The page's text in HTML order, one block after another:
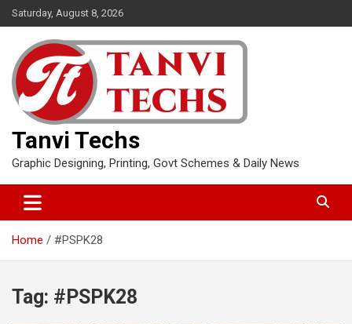
Skip
to
content
Saturday, August 8, 2026
Tanvi Techs
Graphic Designing, Printing, Govt Schemes & Daily News
Home #PSPK28
Tag: #PSPK28